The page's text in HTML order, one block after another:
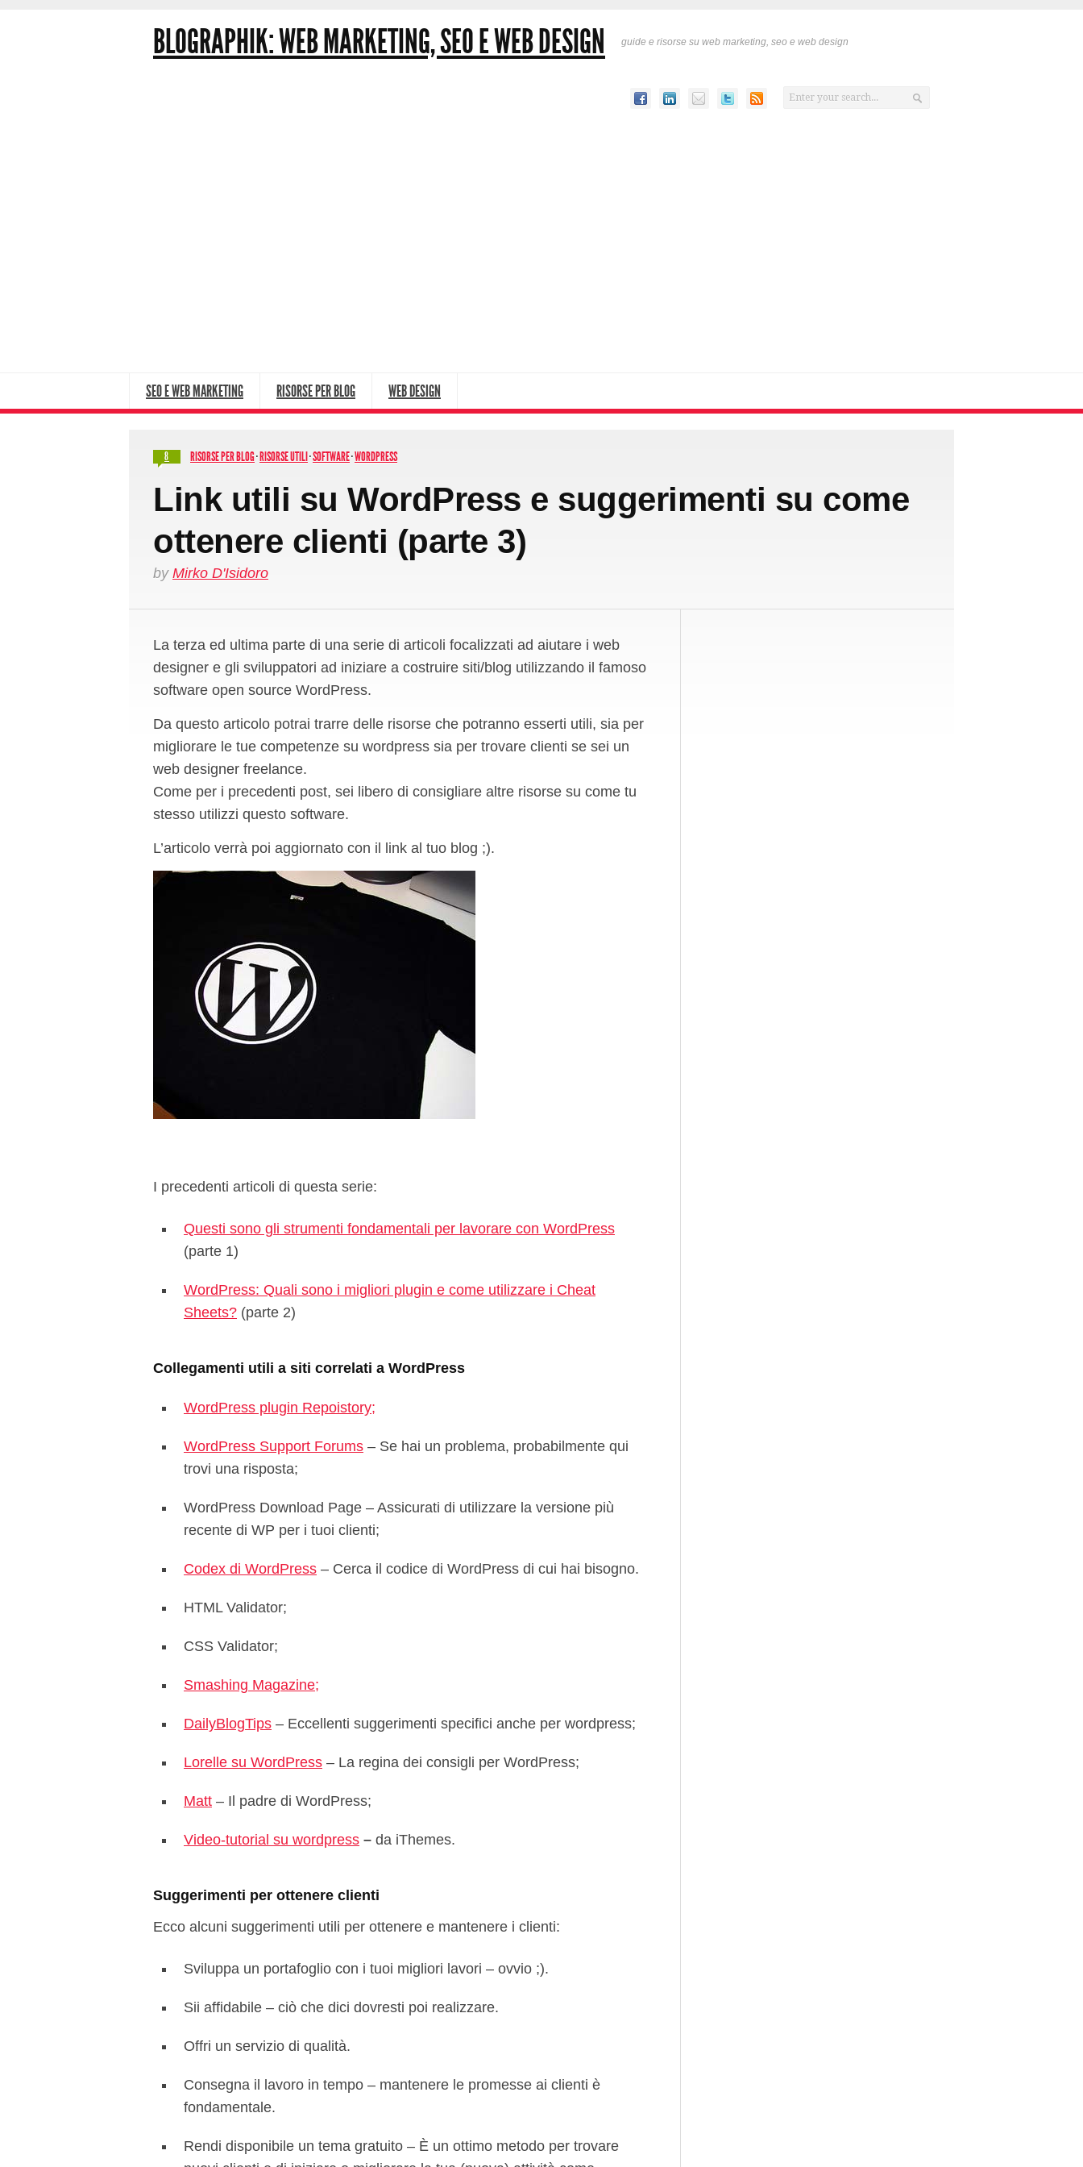
BLOGRAPHIK: WEB MARKETING, SEO E WEB DESIGN guide e risorse su web marketing, seo e web design
SEO E WEB MARKETING RISORSE PER BLOG WEB DESIGN
8 RISORSE PER BLOG·RISORSE UTILI·SOFTWARE·WORDPRESS
Link utili su WordPress e suggerimenti su come
ottenere clienti (parte 3)
by Mirko D'Isidoro
La terza ed ultima parte di una serie di articoli focalizzati ad aiutare i web
designer e gli sviluppatori ad iniziare a costruire siti/blog utilizzando il famoso
software open source WordPress.
Da questo articolo potrai trarre delle risorse che potranno esserti utili, sia per
migliorare le tue competenze su wordpress sia per trovare clienti se sei un
web designer freelance.
Come per i precedenti post, sei libero di consigliare altre risorse su come tu
stesso utilizzi questo software.
L’articolo verrà poi aggiornato con il link al tuo blog ;).
I precedenti articoli di questa serie:
Questi sono gli strumenti fondamentali per lavorare con WordPress
(parte 1)
WordPress: Quali sono i migliori plugin e come utilizzare i Cheat
Sheets? (parte 2)
Collegamenti utili a siti correlati a WordPress
WordPress plugin Repoistory;
WordPress Support Forums – Se hai un problema, probabilmente qui
trovi una risposta;
WordPress Download Page – Assicurati di utilizzare la versione più
recente di WP per i tuoi clienti;
Codex di WordPress – Cerca il codice di WordPress di cui hai bisogno.
HTML Validator;
CSS Validator;
Smashing Magazine;
DailyBlogTips – Eccellenti suggerimenti specifici anche per wordpress;
Lorelle su WordPress – La regina dei consigli per WordPress;
Matt – Il padre di WordPress;
Video-tutorial su wordpress – da iThemes.
Suggerimenti per ottenere clienti
Ecco alcuni suggerimenti utili per ottenere e mantenere i clienti:
Sviluppa un portafoglio con i tuoi migliori lavori – ovvio ;).
Sii affidabile – ciò che dici dovresti poi realizzare.
Offri un servizio di qualità.
Consegna il lavoro in tempo – mantenere le promesse ai clienti è
fondamentale.
Rendi disponibile un tema gratuito – È un ottimo metodo per trovare